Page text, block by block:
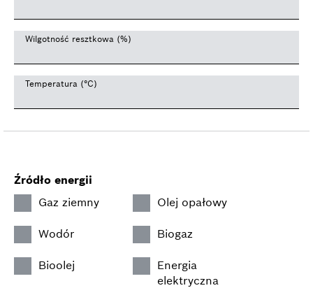
Wilgotność resztkowa (%)
Temperatura (°C)
Źródło energii
Gaz ziemny
Olej opałowy
Wodór Biogaz
Bioolej
Energia
elektryczna